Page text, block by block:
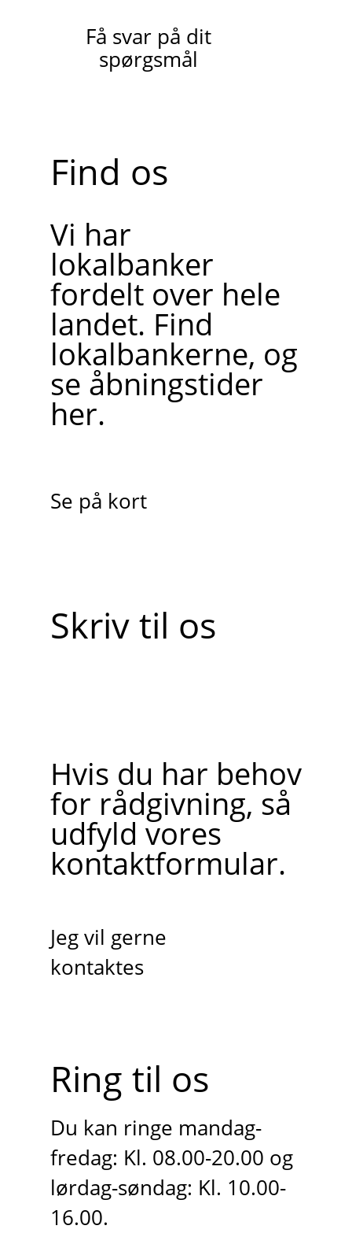
Få svar på dit
spørgsmål
Find os
Vi har
lokalbanker
fordelt over hele
landet. Find
lokalbankerne, og
se åbningstider
her.
Se på kort
Skriv til os
Hvis du har behov
for rådgivning, så
udfyld vores
kontaktformular.
Jeg vil gerne
kontaktes
Ring til os
Du kan ringe mandag-
fredag: Kl. 08.00-20.00 og
lørdag-søndag: Kl. 10.00-
16.00.